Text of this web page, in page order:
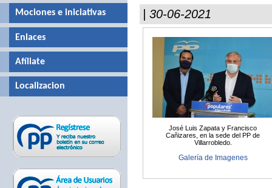
| 30-06-2021
José Luis Zapata y Francisco
Cañizares, en la sede del PP de
Villarrobledo.
Galería de Imagenes
Mociones e iniciativas
Enlaces
Afíliate
Localizacion